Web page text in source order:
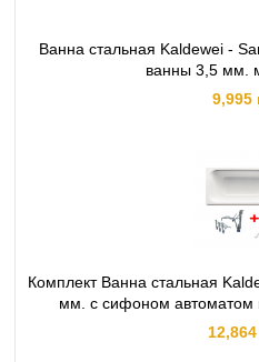
Ванна стальная Kaldewei -
ванны 3,5 мм.
9,995
Комплект Ванна стальная
мм. с сифоном автоматом